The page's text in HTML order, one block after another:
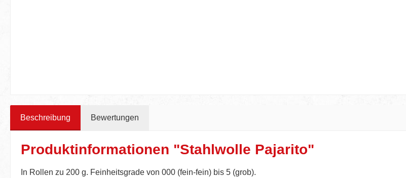
Beschreibung Bewertungen
Produktinformationen "Stahlwolle Pajarito"
In Rollen zu 200 g. Feinheitsgrade von 000 (fein-fein) bis 5 (grob).